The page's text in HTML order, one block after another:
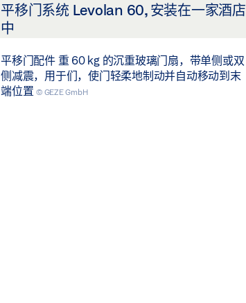
平移门系统 Levolan 60, 安装在一家酒店
中
平移门配件 重 60 kg 的沉重玻璃门扇，带单侧或双
侧减震，用于们，使门轻柔地制动并自动移动到末
端位置 © GEZE GmbH